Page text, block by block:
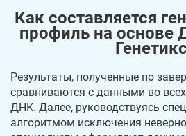
Как составляется
профиль на основе
Результаты, полученные по
сравниваются с данными во
ДНК. Далее, руководствуясь
алгоритмом исключения